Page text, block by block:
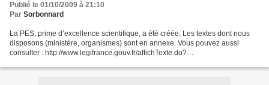
Publié le 01/10/2009 à 21:10
Par Sorbonnard
La PES, prime d’excellence scientifique, a été créée. Les textes dont nous
disposons (ministère, organismes) sont en annexe. Vous pouvez aussi
consulter : http://www.legifrance.gouv.fr/affichTexte.do?